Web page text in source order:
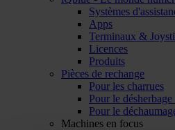
Systèmes
Apps
Terminaux &
Licences
Produits
Pièces de rechange
Pour les charrues
Pour le
Pour le
Machines en focus